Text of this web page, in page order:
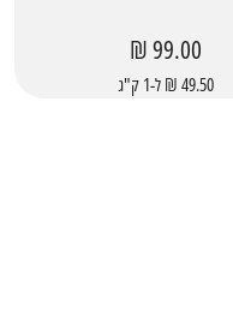
99.00 ₪
49.50 ₪ ל-1 ק"ג